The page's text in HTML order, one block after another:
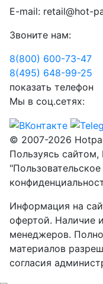
E-mail: retail@hot-
Звоните нам:
8(800) 600-73-47
8(495) 648-99-25
показать телефон
Мы в соц.сетях:
© 2007-2026
Пользуясь
Информация на
офертой. Наличие
менеджеров.
материалов
согласия